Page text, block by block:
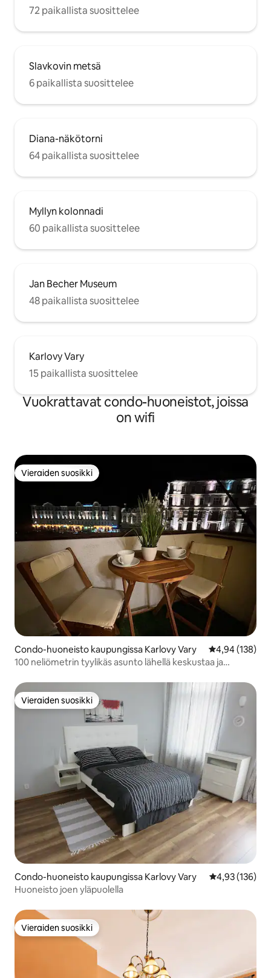
72 paikallista suosittelee
Slavkovin metsä
6 paikallista suosittelee
Diana-näkötorni
64 paikallista suosittelee
Myllyn kolonnadi
60 paikallista suosittelee
Jan Becher Museum
48 paikallista suosittelee
Karlovy Vary
15 paikallista suosittelee
Vuokrattavat condo-huoneistot, joissa
on wifi
Vieraiden suosikki
Vieraiden suosikki
Condo-huoneisto kaupungissa Karlovy Vary
4,94 (138)
100 neliömetrin tyylikäs asunto lähellä keskustaa ja
Vieraiden suosikki
Vieraiden suosikki
Condo-huoneisto kaupungissa Karlovy Vary
4,93 (136)
Huoneisto joen yläpuolella
Vieraiden suosikki
Vieraiden suosikki